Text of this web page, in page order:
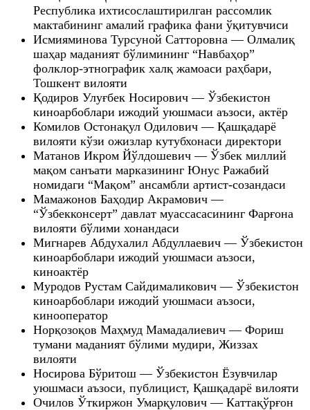
Республика ихтисослаштирилган рассомлик
мактабининг амалий графика фани ўқитувчиси
Исмияминова Турсуной Сатторовна — Олмалиқ
шаҳар маданият бўлимининг “Навбаҳор”
фолклор-этнографик халқ жамоаси раҳбари,
Тошкент вилояти
Қодиров Улуғбек Носирович — Ўзбекистон
киноарбоблари ижодий уюшмаси аъзоси, актёр
Комилов Остонақул Одилович — Қашқадарё
вилояти кўзи ожизлар кутубхонаси директори
Матанов Икром Йўлдошевич — Ўзбек миллий
мақом санъати марказининг Юнус Ражабий
номидаги “Мақом” ансамбли артист-созандаси
Мамажонов Баҳодир Акрамович —
“Ўзбекконсерт” давлат муассасасининг Фарғона
вилояти бўлими хонандаси
Мигнарев Абдухалил Абдуллаевич — Ўзбекистон
киноарбоблари ижодий уюшмаси аъзоси,
киноактёр
Муродов Рустам Сайдималикович — Ўзбекистон
киноарбоблари ижодий уюшмаси аъзоси,
кинооператор
Норқозоқов Маҳмуд Мамадалиевич — Фориш
тумани маданият бўлими мудири, Жиззах
вилояти
Носирова Бўритош — Ўзбекистон Ёзувчилар
уюшмаси аъзоси, публицист, Қашқадарё вилояти
Очилов Ўткиржон Умарқулович — Каттақўрғон